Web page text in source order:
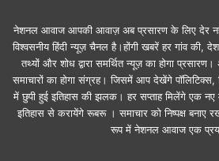
नेशनल आवाज आपकी आवाज़ अब प्रसारण के लिए देर
विश्वसनीय हिंदी न्यूज़ चैनल है।होंगी खबरें हर गांव की,
तथ्यों और शोध द्वारा समर्थित न्यूज़ का होगा
समाचारों का होगा संग्रह। जिसमें आप देखेंगे पॉलिटिक्स,
में छुपी हुई इतिहास की झलक। हर सप्ताह मिलेंगे एक
इतिहास से करायेंगे रूबरू । समाचार को निष्पक्ष
रूप में नेशनल आवाज एक